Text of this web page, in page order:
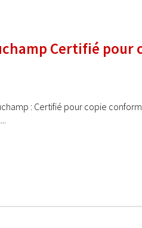
Certifié pour
: Certifié pour copie